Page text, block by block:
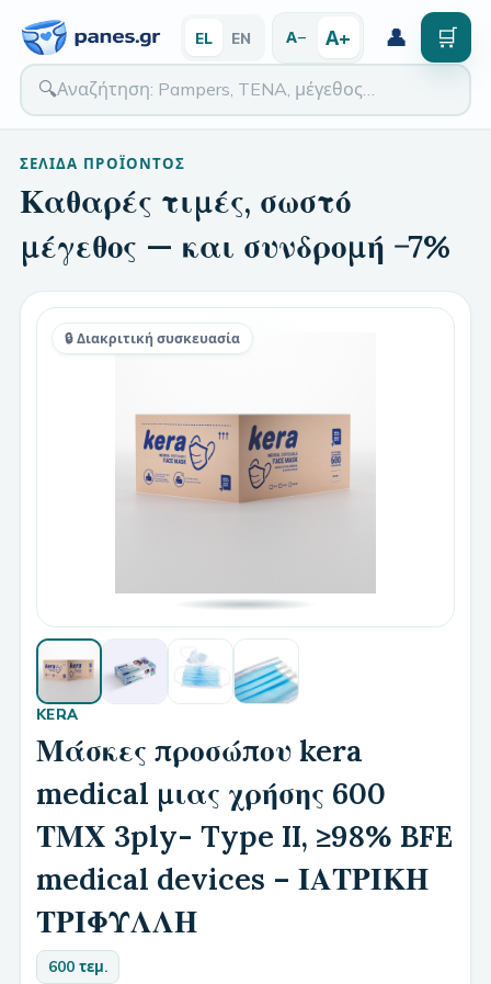
🔍
EL EN Α− Α+ 👤 🛒
ΣΕΛΊΔΑ ΠΡΟΪΌΝΤΟΣ
Καθαρές τιμές, σωστό
μέγεθος — και συνδρομή −7%
🔒 Διακριτική συσκευασία
KERA
Μάσκες προσώπου kera
medical μιας χρήσης 600
ΤΜΧ 3ply- Type II, ≥98% BFE
medical devices – ΙΑΤΡΙΚΗ
ΤΡΙΦΥΛΛΗ
600 τεμ.